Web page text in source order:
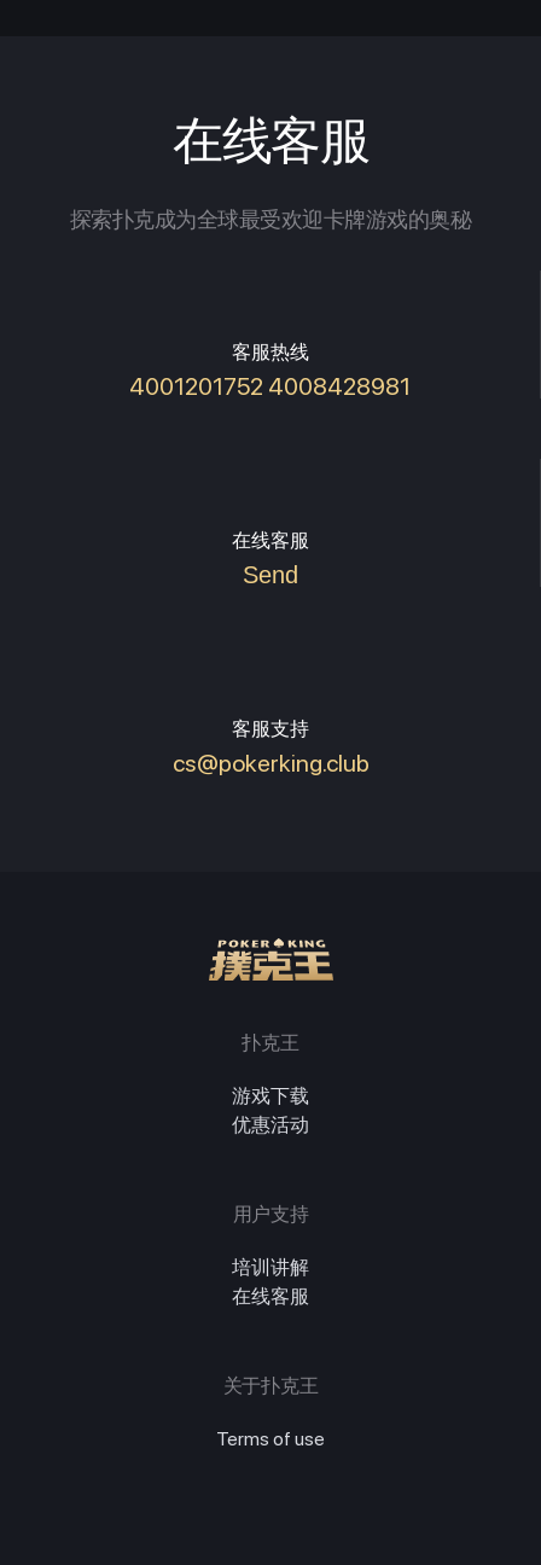
在线客服
探索扑克成为全球最受欢迎卡牌游戏的奥秘
客服热线
4001201752 4008428981
在线客服
Send
客服支持
cs@pokerking.club
扑克王
游戏下载
优惠活动
用户支持
培训讲解
在线客服
关于扑克王
Terms of use